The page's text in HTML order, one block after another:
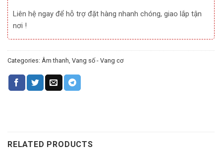
Liên hệ ngay để hỗ trợ đặt hàng nhanh chóng, giao lắp tận
nơi !
Categories: Âm thanh, Vang số - Vang cơ
RELATED PRODUCTS